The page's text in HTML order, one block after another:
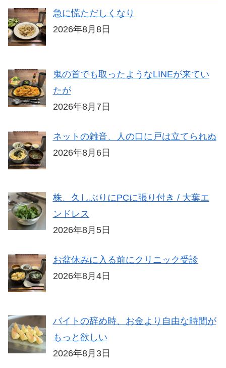
急に慌ただしくなり
2026年8月8日
鬼の首でも取ったようなLINEが来てい
たが
2026年8月7日
ネットの雑音、人の口に戸は立てられぬ
2026年8月6日
株、久しぶりにPCに張り付き / 大葉エ
ンドレス
2026年8月5日
お盆休みに入る前にクリニック受診
2026年8月4日
バイトの辞め時、お金より自由な時間が
もっと欲しい
2026年8月3日